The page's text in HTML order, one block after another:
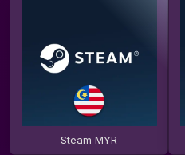
Steam MYR